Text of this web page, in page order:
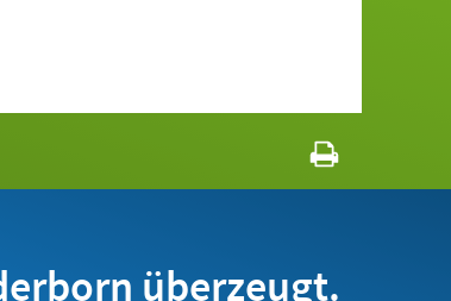
überzeugt.